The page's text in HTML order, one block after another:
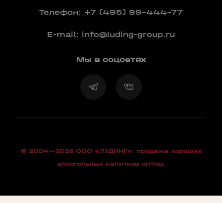
Телефон: +7 (495) 99-444-77
E-mail: info@luding-group.ru
Мы в соцсетях
© 2004—2026 OOO «ЛУДИНГ»: продажа хороших
алкогольных напитков оптом.